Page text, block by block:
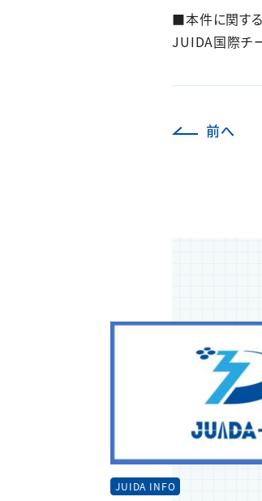
■本件に関す
JUIDA国際チ
前へ
JUIDA INFO